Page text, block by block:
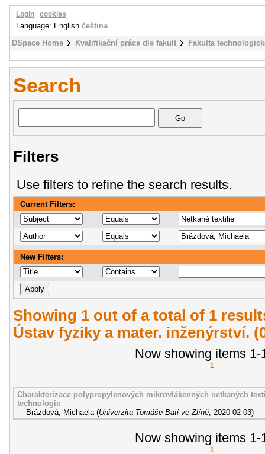
DSpace Home Kvalifikační práce dle fakult Fakulta
Login cookies
Language: English čeština
Search
Filters
Use filters to refine the search results.
Current Filters:
New Filters:
Showing 1 out of a total of 1
Ústav fyziky a mater. inženýrství.
Now showing items 1-
1
Charakterizace polypropylenových mikrovlákenných netkaných
technologie
Brázdová, Michaela (Univerzita Tomáše Bati ve Zlíně 2020-02-03)
Now showing items 1-
1